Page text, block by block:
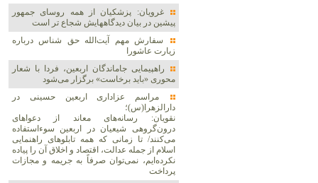
غرویان: پزشکیان از همه روسای جمهور
پیشین در بیان دیدگاههایش شجاع تر است
سفارش مهم آیت‌الله حق شناس درباره
زیارت عاشورا
راهپیمایی جاماندگان اربعین، فردا با شعار
محوری «باید برخاست» برگزار می‌شود
مراسم عزاداری اربعین حسینی در
دارالزهرا(س)؛
نقویان: رسانه‌های معاند از دعواهای
درون‌گروهی شیعیان در اربعین سوءاستفاده
می‌کنند/ تا زمانی که همه تابلوهای راهنمایی
اسلام از جمله عدالت، اقتصاد و اخلاق آن را پیاده
نکرده‌ایم، نمی‌توان صرفاً به جریمه و مجازات
پرداخت